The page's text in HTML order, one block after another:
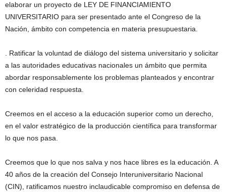
elaborar un proyecto de LEY DE FINANCIAMIENTO
UNIVERSITARIO para ser presentado ante el Congreso de la
Nación, ámbito con competencia en materia presupuestaria.
. Ratificar la voluntad de diálogo del sistema universitario y solicitar
a las autoridades educativas nacionales un ámbito que permita
abordar responsablemente los problemas planteados y encontrar
con celeridad respuesta.
Creemos en el acceso a la educación superior como un derecho,
en el valor estratégico de la producción científica para transformar
lo que nos pasa.
Creemos que lo que nos salva y nos hace libres es la educación. A
40 años de la creación del Consejo Interuniversitario Nacional
(CIN), ratificamos nuestro inclaudicable compromiso en defensa de